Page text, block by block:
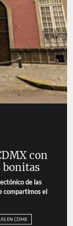
con
bonitas
de las
compartimos el
EN CDMX